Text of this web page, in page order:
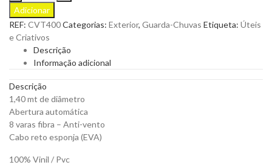
CHUVA
SKYVIEW
para
Personalizar
quantity
Adicionar
REF: CVT400Categorias: Exterior, Guarda-Chuvas Etiqueta: Úteis
e Criativos
Descrição
Informação adicional
Descrição
1,40 mt de diâmetro
Abertura automática
8 varas fibra – Anti-vento
Cabo reto esponja (EVA)
100% Vinil / Pvc